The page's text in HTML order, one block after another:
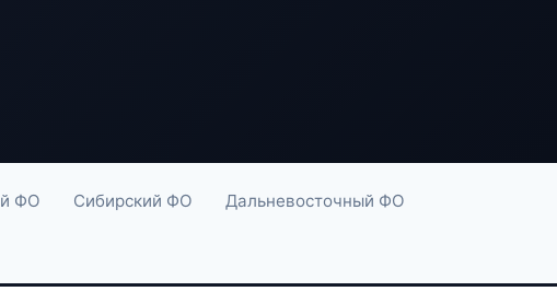
ФО Сибирский ФО Дальневосточный ФО